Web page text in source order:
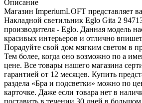
Описание
Магазин ImperiumLOFT представляет
Накладной светильник Eglo Gita 2
производителя - Eglo. Данная модель
красивых интерьеров и отлично
Порадуйте свой дом мягким светом в
Тем более, когда оно возможно по а
цене. Все товары нашего магазина
гарантией от 12 месяцев. Купить
раздела «Бра и подсветки» можно по
карточке. Даже если товара нет в
поставить в течении 30 дней в